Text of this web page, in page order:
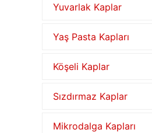
Yuvarlak Kaplar
Yaş Pasta Kapları
Köşeli Kaplar
Sızdırmaz Kaplar
Mikrodalga Kapları